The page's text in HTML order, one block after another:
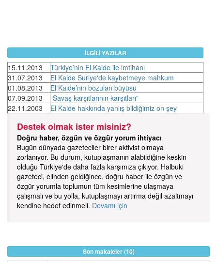
İLGİLİ YAZILAR
15.11.2013
Türkiye’nin El Kaide ile imtihanı
31.07.2013
El Kaide Suriye'de kaybetmeye mahkum
01.08.2013
El Kaide’nin bozulan büyüsü
07.09.2013
“Savaş karşıtlarının karşıtları”
22.11.2003
El Kaide hakkında yanlış bildiğimiz on şey
Destek olmak ister misiniz?
Doğru haber, özgün ve özgür yorum ihtiyacı
Bugün dünyada gazeteciler birer aktivist olmaya
zorlanıyor. Bu durum, kutuplaşmanın alabildiğine keskin
olduğu Türkiye'de daha fazla karşımıza çıkıyor. Halbuki
gazeteci, elinden geldiğince, doğru haber ile özgün ve
özgür yorumla toplumun tüm kesimlerine ulaşmaya
çalışmalı ve bu yolla, kutuplaşmayı artırma değil azaltmayı
kendine hedef edinmeli. Devamı için
Son makaleler (10)